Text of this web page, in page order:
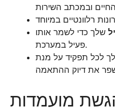
שלך כדי לשמר אותו
פעיל במערכת.
לכל תפקיד על מנת
מועמדות